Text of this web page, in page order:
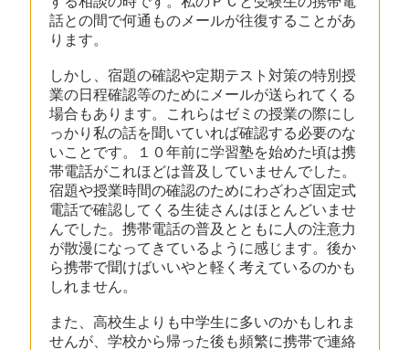
話との間で何通ものメールが往復することがあ
ります。
しかし、宿題の確認や定期テスト対策の特別授
業の日程確認等のためにメールが送られてくる
場合もあります。これらはゼミの授業の際にし
っかり私の話を聞いていれば確認する必要のな
いことです。１０年前に学習塾を始めた頃は携
帯電話がこれほどは普及していませんでした。
宿題や授業時間の確認のためにわざわざ固定式
電話で確認してくる生徒さんはほとんどいませ
んでした。携帯電話の普及とともに人の注意力
が散漫になってきているように感じます。後か
ら携帯で聞けばいいやと軽く考えているのかも
しれません。
また、高校生よりも中学生に多いのかもしれま
せんが、学校から帰った後も頻繁に携帯で連絡